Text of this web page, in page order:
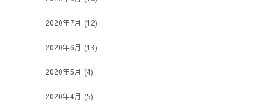
2020年7月 (12)
2020年6月 (13)
2020年5月 (4)
2020年4月 (5)